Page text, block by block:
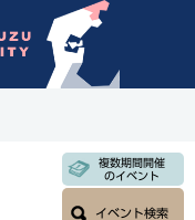
複数期間開催
のイベント
イベント検索